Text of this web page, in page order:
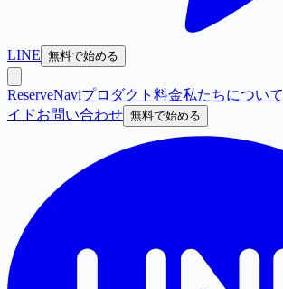
LINE 無料で始める
ReserveNaviプロダクト 料金私たちについて
イドお問い合わせ 無料で始める